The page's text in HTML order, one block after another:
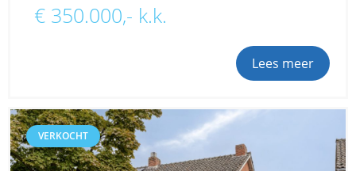
€ 350.000,- k.k.
Lees meer
VERKOCHT